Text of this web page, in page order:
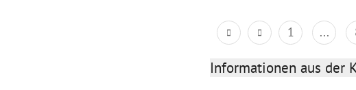
1 ...
Informationen aus der